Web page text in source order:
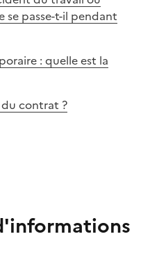
se passe-t-il pendant
: quelle est la
du contrat ?